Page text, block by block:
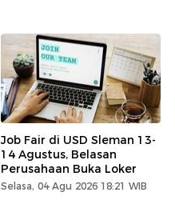
Job Fair di USD Sleman 13-
14 Agustus, Belasan
Perusahaan Buka Loker
Selasa, 04 Agu 2026 18:21 WIB